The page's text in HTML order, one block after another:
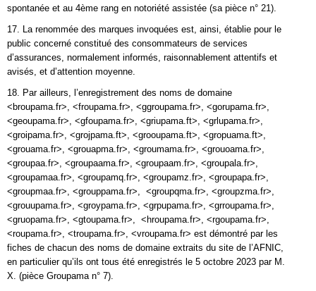
spontanée et au 4ème rang en notoriété assistée (sa pièce n° 21).
17. La renommée des marques invoquées est, ainsi, établie pour le
public concerné constitué des consommateurs de services
d’assurances, normalement informés, raisonnablement attentifs et
avisés, et d’attention moyenne.
18. Par ailleurs, l’enregistrement des noms de domaine
<broupama.fr>, <froupama.fr>, <ggroupama.fr>, <gorupama.fr>,
<geoupama.fr>, <gfoupama.fr>, <griupama.ft>, <grlupama.fr>,
<groipama.fr>, <grojpama.ft>, <grooupama.ft>, <gropuama.ft>,
<grouama.fr>, <grouapma.fr>, <groumama.fr>, <grouoama.fr>,
<groupaa.fr>, <groupaama.fr>, <groupaam.fr>, <groupala.fr>,
<groupamaa.fr>, <groupamq.fr>, <groupamz.fr>, <groupapa.fr>,
<groupmaa.fr>, <grouppama.fr>, <groupqma.fr>, <groupzma.fr>,
<grouupama.fr>, <groypama.fr>, <grpupama.fr>, <grroupama.fr>,
<gruopama.fr>, <gtoupama.fr>, <hroupama.fr>, <rgoupama.fr>,
<roupama.fr>, <troupama.fr>, <vroupama.fr> est démontré par les
fiches de chacun des noms de domaine extraits du site de l’AFNIC,
en particulier qu’ils ont tous été enregistrés le 5 octobre 2023 par M.
X. (pièce Groupama n° 7).